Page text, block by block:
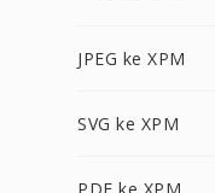
JPEG ke XPM
SVG ke XPM